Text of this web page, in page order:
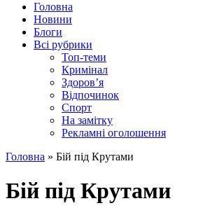
Головна
Новини
Блоги
Всі рубрики
Топ-теми
Кримінал
Здоров’я
Відпочинок
Спорт
На замітку
Рекламні оголошення
Головна » Бій під Крутами
Бій під Крутами